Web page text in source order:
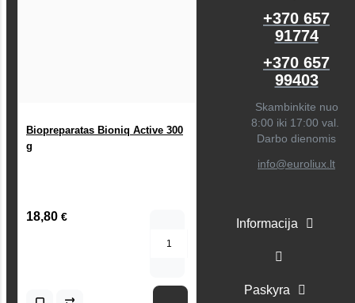
Biopreparatas Bioniq Active 300
g
18,80 €
+370 657
91774
+370 657
99403
Skambinkite nuo
8:00 iki 17:00 val.
Darbo dienomis
info@euroliux.lt
Informacija
Paskyra